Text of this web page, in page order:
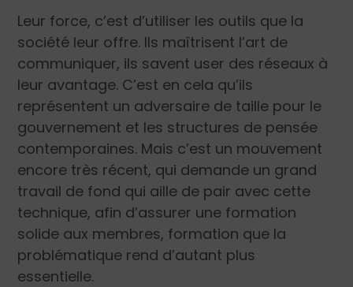
Leur force, c’est d’utiliser les outils que la
société leur offre. Ils maîtrisent l’art de
communiquer, ils savent user des réseaux à
leur avantage. C’est en cela qu’ils
représentent un adversaire de taille pour le
gouvernement et les structures de pensée
contemporaines. Mais c’est un mouvement
encore très récent, qui demande un grand
travail de fond qui aille de pair avec cette
technique, afin d’assurer une formation
solide aux membres, formation que la
problématique rend d’autant plus
essentielle.